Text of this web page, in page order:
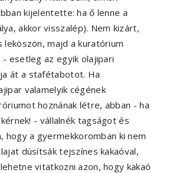
kijelentette: ha ő lenne a
akkor visszalép). Nem kizárt,
leköszön, majd a kuratórium
- esetleg az egyik olajipari
át a stafétabotot. Ha
valamelyik cégének
hoznának létre, abban - ha
- vállalnék tagságot és
hogy a gyermekkoromban ki nem
dúsítsák tejszínes kakaóval,
vitatkozni azon, hogy kakaó